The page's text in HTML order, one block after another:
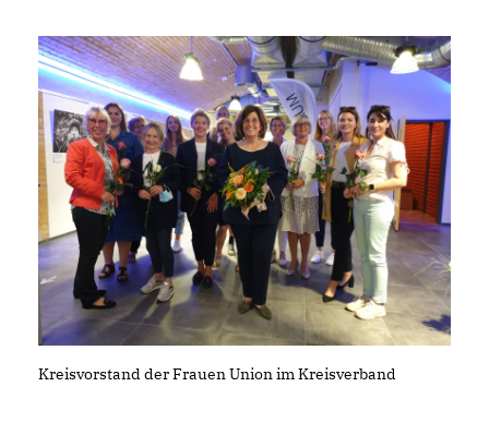
Kreisvorstand der Frauen Union im Kreisverband